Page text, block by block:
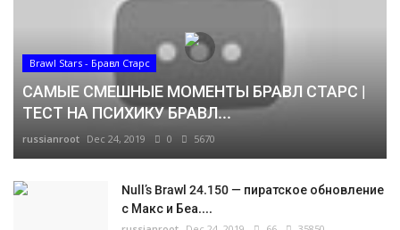
Brawl Stars - Бравл Старс
САМЫЕ СМЕШНЫЕ МОМЕНТЫ БРАВЛ СТАРС |
ТЕСТ НА ПСИХИКУ БРАВЛ...
russianroot Dec 24, 2019 0 5670
Null’s Brawl 24.150 — пиратское обновление
с Макс и Беа....